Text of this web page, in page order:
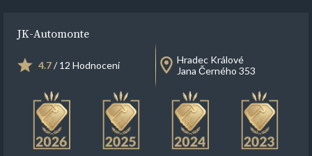
JK-Automonte
4.7/ 12 Hodnocení
Hradec Králové
Jana Černého 353